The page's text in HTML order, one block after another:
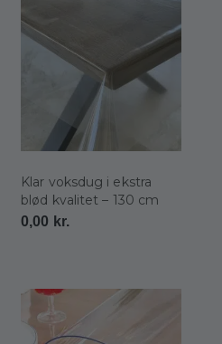
Klar voksdug i ekstra
blød kvalitet – 130 cm
0,00 kr.